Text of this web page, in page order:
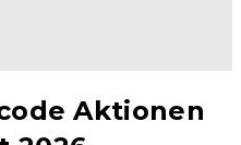
Aktionen